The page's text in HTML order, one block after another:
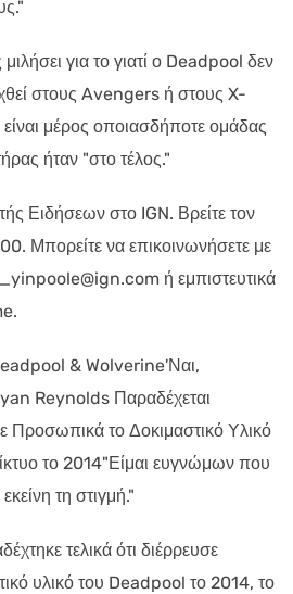
για το γιατί ο Deadpool δεν
στους Avengers ή στους X-
είναι μέρος οποιασδήποτε ομάδας
ήταν "στο τέλος."
Ειδήσεων στο IGN. Βρείτε τον
Μπορείτε να επικοινωνήσετε με
ή εμπιστευτικά
& Wolverine'Ναι,
Reynolds Παραδέχεται
Προσωπικά το Δοκιμαστικό Υλικό
το 2014"Είμαι ευγνώμων που
τη στιγμή."
τελικά ότι διέρρευσε
υλικό του Deadpool το 2014, το